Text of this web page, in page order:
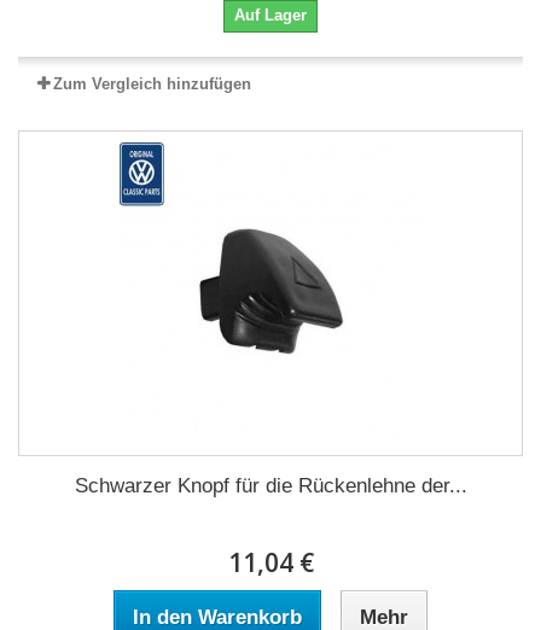
Auf Lager
Zum Vergleich hinzufügen
Schwarzer Knopf für die Rückenlehne der...
11,04 €
In den Warenkorb Mehr